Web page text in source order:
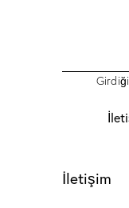
İletişim